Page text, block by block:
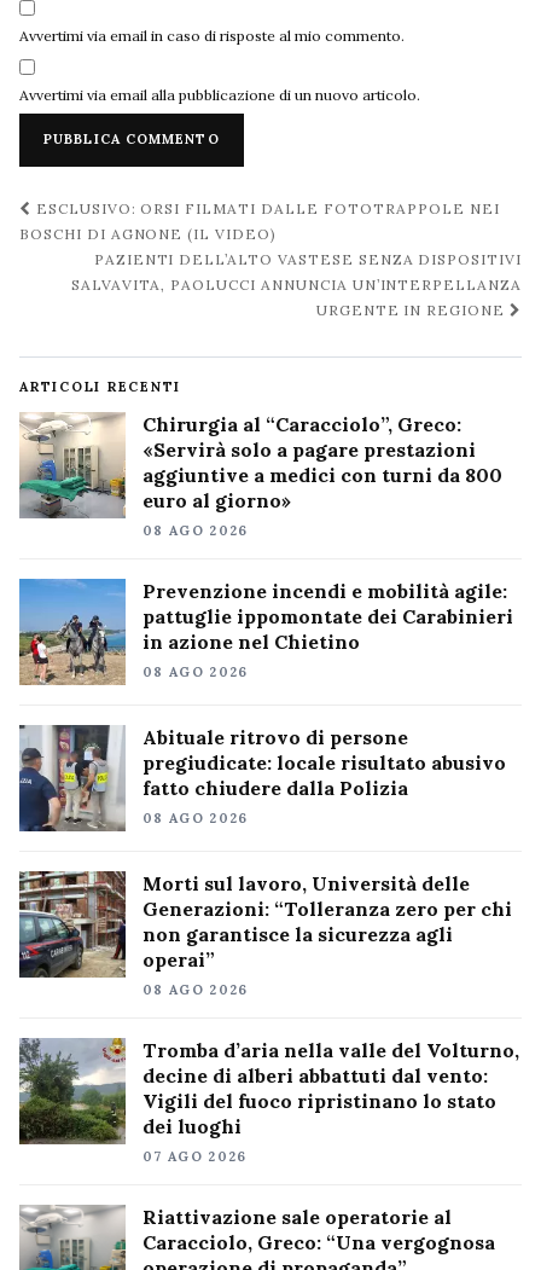
Avvertimi via email in caso di risposte al mio commento.
Avvertimi via email alla pubblicazione di un nuovo articolo.
Navigazione
post
ESCLUSIVO: ORSI FILMATI DALLE FOTOTRAPPOLE NEI
BOSCHI DI AGNONE (IL VIDEO)
PAZIENTI DELL’ALTO VASTESE SENZA DISPOSITIVI
SALVAVITA, PAOLUCCI ANNUNCIA UN’INTERPELLANZA
URGENTE IN REGIONE
ARTICOLI RECENTI
Chirurgia al “Caracciolo”, Greco:
«Servirà solo a pagare prestazioni
aggiuntive a medici con turni da 800
euro al giorno»
08 AGO 2026
Prevenzione incendi e mobilità agile:
pattuglie ippomontate dei Carabinieri
in azione nel Chietino
08 AGO 2026
Abituale ritrovo di persone
pregiudicate: locale risultato abusivo
fatto chiudere dalla Polizia
08 AGO 2026
Morti sul lavoro, Università delle
Generazioni: “Tolleranza zero per chi
non garantisce la sicurezza agli
operai”
08 AGO 2026
Tromba d’aria nella valle del Volturno,
decine di alberi abbattuti dal vento:
Vigili del fuoco ripristinano lo stato
dei luoghi
07 AGO 2026
Riattivazione sale operatorie al
Caracciolo, Greco: “Una vergognosa